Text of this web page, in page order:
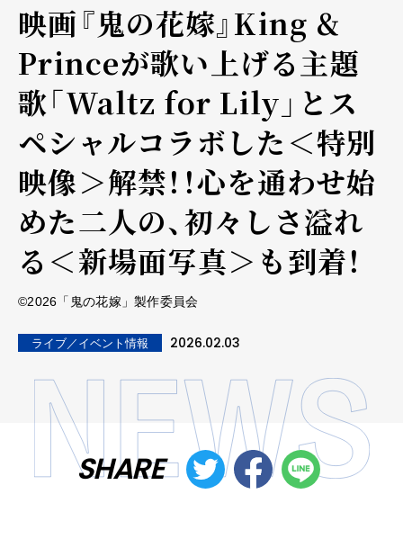
映画『鬼の花嫁』King &
Princeが歌い上げる主題
歌「Waltz for Lily」とス
ペシャルコラボした＜特別
映像＞解禁！！心を通わせ始
めた二人の、初々しさ溢れ
る＜新場面写真＞も到着！
©2026「鬼の花嫁」製作委員会
ライブ／イベント情報 2026.02.03
SHARE